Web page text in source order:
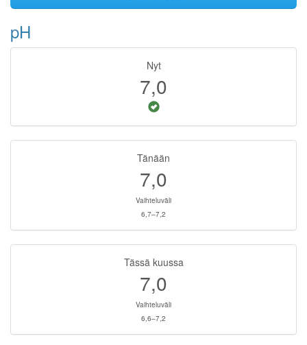
pH
Nyt
7,0
Tänään
7,0
Vaihteluväli
6,7–7,2
Tässä kuussa
7,0
Vaihteluväli
6,6–7,2